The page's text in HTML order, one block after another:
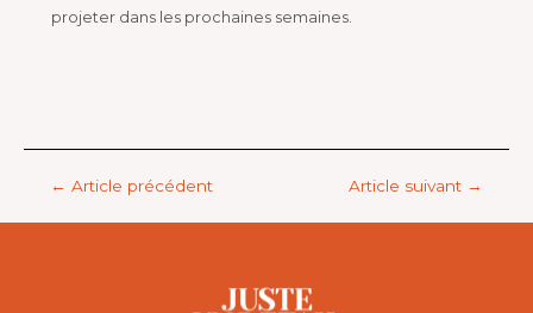
projeter dans les prochaines semaines.
← Article précédent Article suivant →